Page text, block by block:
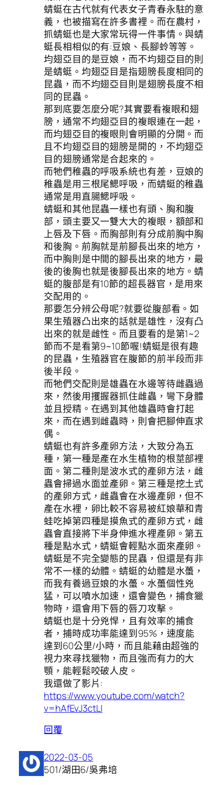
蜻蜓在古代就有代表女子青春永駐的意
義，也被描寫在許多書裡。而在農村，
抓蜻蜓也是大家常玩得一件事情。與蜻
蜓長相相似的有:豆娘、長腳蛉等等。
均翅亞目的是豆娘，而不均翅亞目的則
是蜻蜓。均翅亞目是指翅膀長度相同的
昆蟲，而不均翅亞目則是翅膀長度不相
同的昆蟲。
那到底要怎麼分呢?其實要看複眼和翅
膀，通常不均翅亞目的複眼連在一起，
而均翅亞目的複眼則會明顯的分開。而
且不均翅亞目的翅膀是開的，不均翅亞
目的翅膀通常是合起來的。
而牠們稚蟲的呼吸系統也有差，豆娘的
稚蟲是用三根尾鰓呼吸，而蜻蜓的稚蟲
通常是用直腸鰓呼吸。
蜻蜓和其他昆蟲一樣也有頭、胸和腹
部，頭主要又一雙大大的複眼，額部和
上唇及下唇。而胸部則有分成前胸中胸
和後胸。前胸就是前腳長出來的地方，
而中胸則是中間的腳長出來的地方，最
後的後胸也就是後腳長出來的地方。蜻
蜓的腹部是有10節的超長器官，是用來
交配用的。
那要怎分辨公母呢?就要從腹部看。如
果生殖器凸出來的話就是雄性，沒有凸
出來的就是雌性。而且要看的是第1~2
節而不是看第9~10節喔!蜻蜓是很有趣
的昆蟲，生殖器官在腹節的前半段而非
後半段。
而牠們交配則是雄蟲在水邊等待雌蟲過
來，然後用攫握器抓住雌蟲，彎下身體
並且授精。在遇到其他雄蟲時會打起
來，而在遇到雌蟲時，則會把腳伸直求
偶。
蜻蜓也有許多產卵方法，大致分為五
種，第一種是產在水生植物的根莖部裡
面。第二種則是波水式的產卵方法，雌
蟲會掃過水面並產卵。第三種是挖土式
的產卵方式，雌蟲會在水邊產卵，但不
產在水裡，卵比較不容易被紅娘華和青
蛙吃掉第四種是摸魚式的產卵方式，雌
蟲會直接將下半身伸進水裡產卵。第五
種是點水式，蜻蜓會輕點水面來產卵。
蜻蜓是不完全變態的昆蟲，但還是有非
常不一樣的幼體。蜻蜓的幼體是水蠆，
而我有養過豆娘的水蠆。水蠆個性兇
猛，可以噴水加速，還會變色，捕食獵
物時，還會用下唇的唇刀攻擊。
蜻蜓也是十分兇悍，且有效率的捕食
者，捕時成功率能達到95%，速度能
達到60公里/小時，而且能藉由超強的
視力來尋找獵物，而且強而有力的大
顎，能輕鬆咬破人皮。
我還做了影片:
https://www.youtube.com/watch?
v=hAfEvJ3ctLI
回覆
2022-03-05
501/湖田6/吳弗培